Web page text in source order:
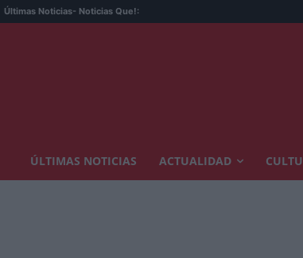
Últimas Noticias- Noticias Que!:
ÚLTIMAS NOTICIAS ACTUALIDAD